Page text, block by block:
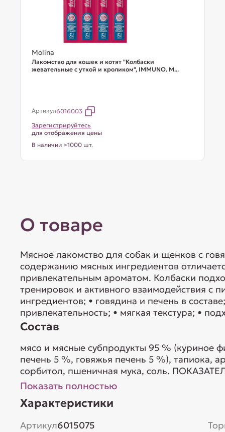
Molina
Лакомство для кошек и котят "Колбаски
жевательные с уткой и кроликом", IMMUNO. M...
Артикул6016003
Зарегистрируйтесь
для отображения цены
В наличии >1000 шт.
О товаре
Мясное лакомство для собак и щенков с
содержанию мясных ингредиентов
привлекательным ароматом. Колбаски
тренировок и активного взаимодействия с
ингредиентов; • говядина и печень в
привлекательность; • мягкая текстура; •
Состав
мясо и мясные субпродукты 95 % (куриное
печень 5 %, говяжья печень 5 %), тапиока,
сорбитол, пшеничная мука, соль.
(СРЕДНИЕ ЗНАЧЕНИЯ): сырой белок не
ЭНЕРГЕТИЧЕ...
Показать полностью
Характеристики
Артикул6015075